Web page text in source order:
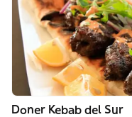
Doner Kebab del Sur